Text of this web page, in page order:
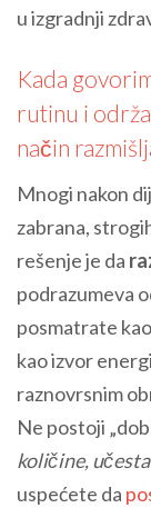
u izgradnji
Kada
rutinu i
način
Mnogi nakon
zabrana,
rešenje je da
podrazumeva
posmatrate
kao izvor
raznovrsnim
Ne postoji
količine,
uspećete da